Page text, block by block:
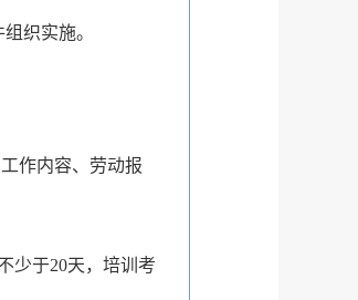
织实施。
作内容、劳动报
少于20天，培训考